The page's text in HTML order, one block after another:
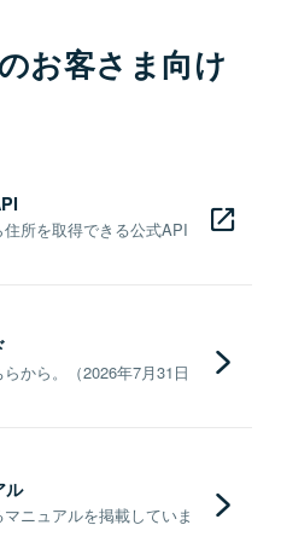
お客さま向け
所を取得できる公式API
から。（2026年7月31日
ル
ニュアルを掲載していま